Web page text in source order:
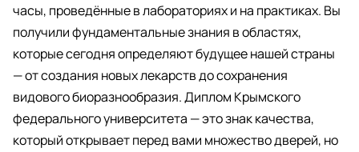
часы, проведённые в лабораториях и на практиках. Вы
получили фундаментальные знания в областях,
которые сегодня определяют будущее нашей страны
— от создания новых лекарств до сохранения
видового биоразнообразия. Диплом Крымского
федерального университета — это знак качества,
который открывает перед вами множество дверей, но